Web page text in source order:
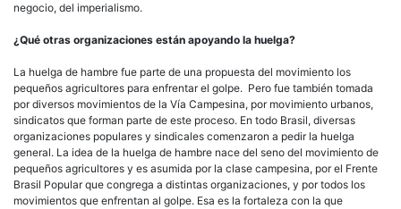
negocio, del imperialismo.
¿Qué otras organizaciones están apoyando la huelga?
La huelga de hambre fue parte de una propuesta del movimiento los
pequeños agricultores para enfrentar el golpe. Pero fue también tomada
por diversos movimientos de la Vía Campesina, por movimiento urbanos,
sindicatos que forman parte de este proceso. En todo Brasil, diversas
organizaciones populares y sindicales comenzaron a pedir la huelga
general. La idea de la huelga de hambre nace del seno del movimiento de
pequeños agricultores y es asumida por la clase campesina, por el Frente
Brasil Popular que congrega a distintas organizaciones, y por todos los
movimientos que enfrentan al golpe. Esa es la fortaleza con la que